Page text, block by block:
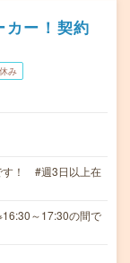
カー！契約
み
す！ #週3日以上在
～17:30の間で